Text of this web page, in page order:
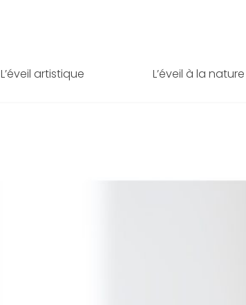
L’éveil artistique L’éveil à la nature